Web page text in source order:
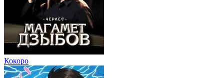
Кокоро